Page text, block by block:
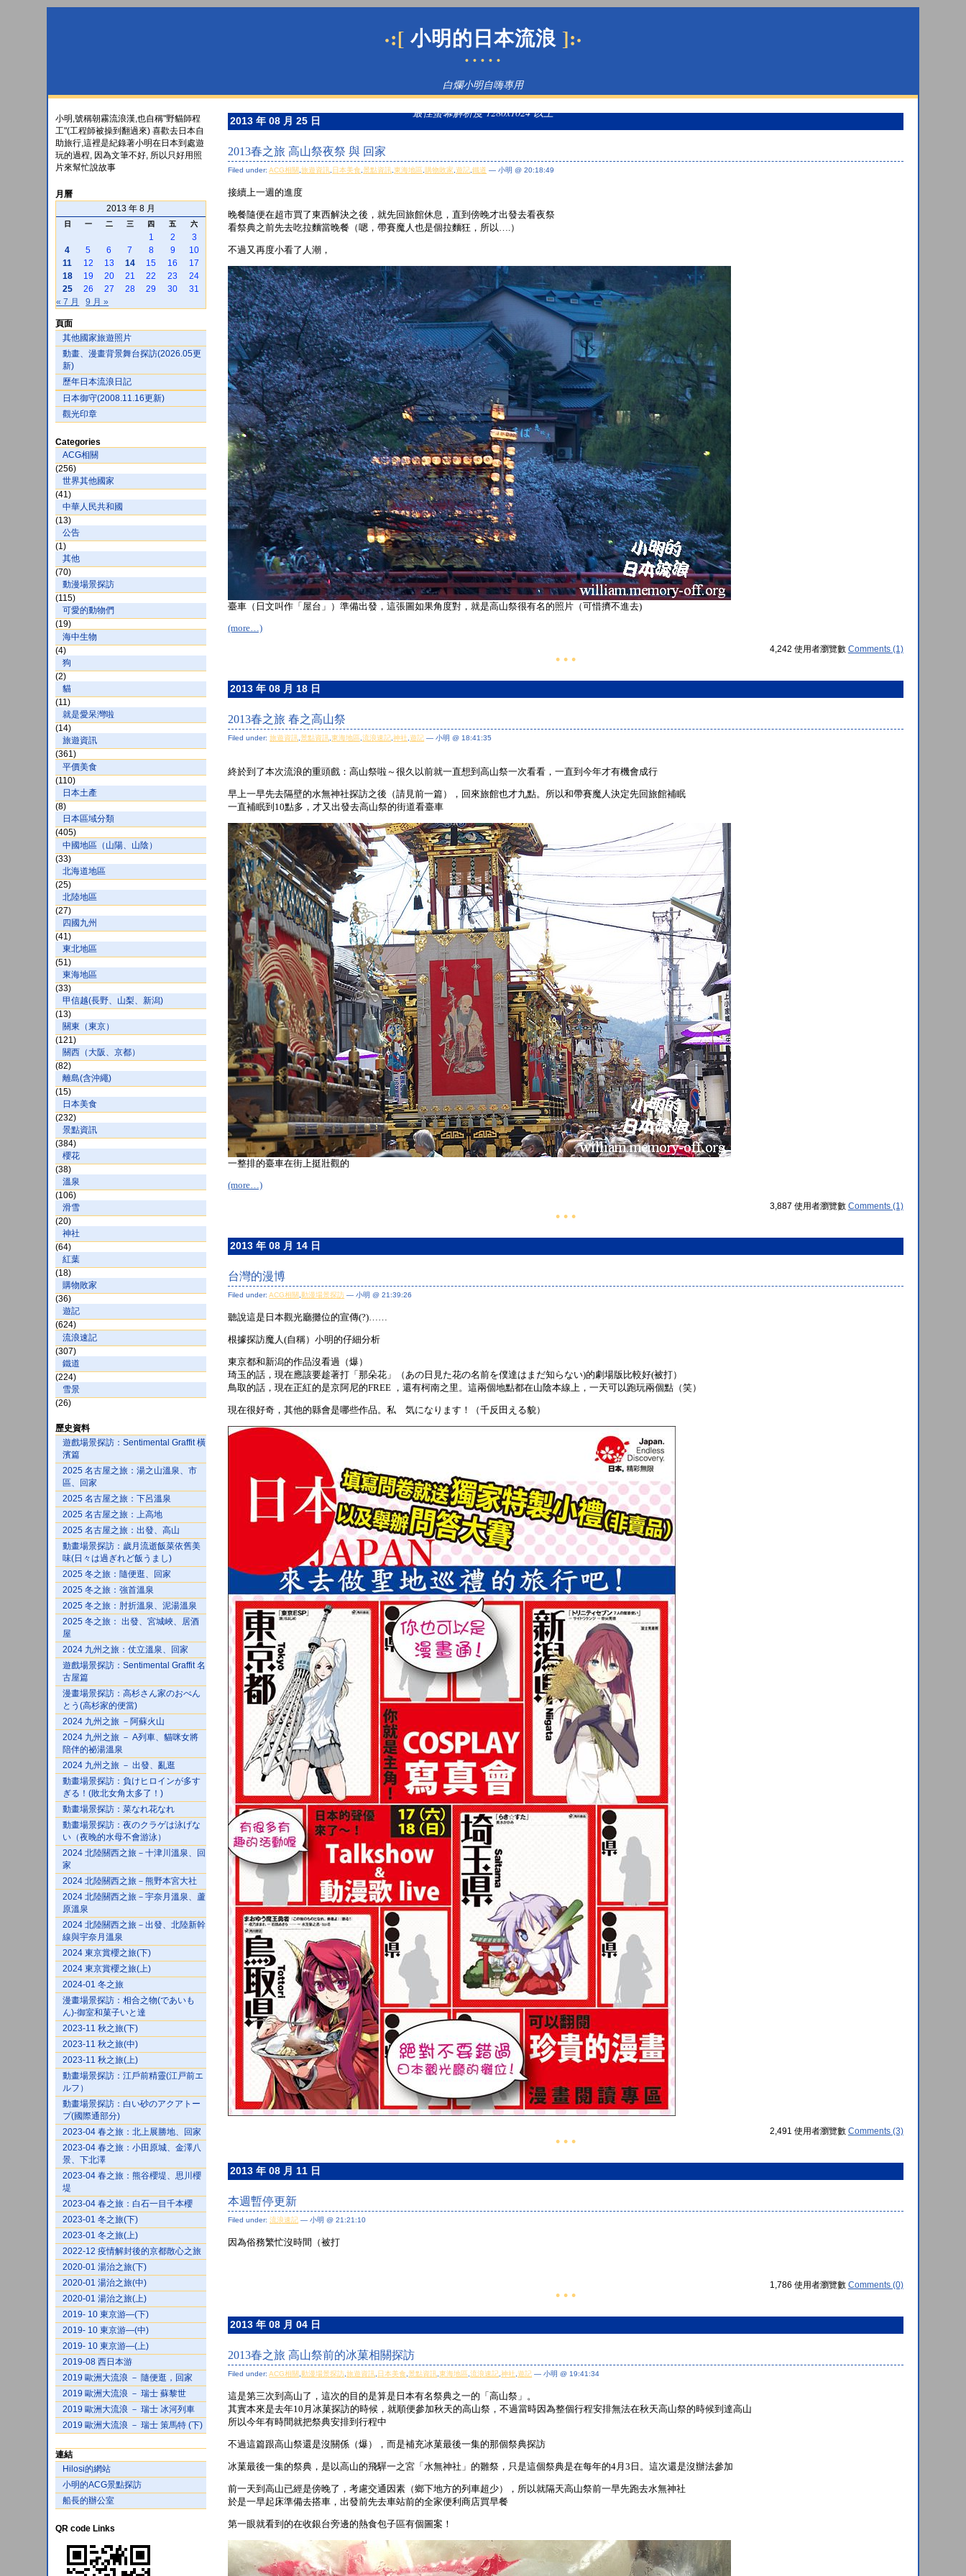
·:[ 小明的日本流浪]:·
• • • • •
白爛小明自嗨專用
最佳螢幕解析度 1280x1024 以上
小明,號稱朝霧流浪漢,也自稱"野貓師程
工"(工程師被操到翻過來) 喜歡去日本自
助旅行,這裡是紀錄著小明在日本到處遊
玩的過程, 因為文筆不好, 所以只好用照
片來幫忙說故事
月曆
2013 年 8 月
日 一 二 三 四 五 六
1 2
3
4
5 6 7 8 9
10
11
12 13 14 15 16
17
18
19 20 21 22 23
24
25
26 27 28 29 30
31
« 7 月
9 月 »
頁面
其他國家旅遊照片
動畫、漫畫背景舞台探訪(2026.05更
新)
歷年日本流浪日記
日本御守(2008.11.16更新)
觀光印章
Categories
ACG相關
(256)
世界其他國家
(41)
中華人民共和國
(13)
公告
(1)
其他
(70)
動漫場景探訪
(115)
可愛的動物們
(19)
海中生物
(4)
狗
(2)
貓
(11)
就是愛呆灣啦
(14)
旅遊資訊
(361)
平價美食
(110)
日本土產
(8)
日本區域分類
(405)
中國地區（山陽、山陰）
(33)
北海道地區
(25)
北陸地區
(27)
四國九州
(41)
東北地區
(51)
東海地區
(33)
甲信越(長野、山梨、新潟)
(13)
關東（東京）
(121)
關西（大阪、京都）
(82)
離島(含沖繩)
(15)
日本美食
(232)
景點資訊
(384)
櫻花
(38)
溫泉
(106)
滑雪
(20)
神社
(64)
紅葉
(18)
購物敗家
(36)
遊記
(624)
流浪速記
(307)
鐵道
(224)
雪景
(26)
歷史資料
遊戲場景探訪：Sentimental Graffit 橫
濱篇
2025 名古屋之旅：湯之山溫泉、市
區、回家
2025 名古屋之旅：下呂溫泉
2025 名古屋之旅：上高地
2025 名古屋之旅：出發、高山
動畫場景探訪：歲月流逝飯菜依舊美
味(日々は過ぎれど飯うまし)
2025 冬之旅：隨便逛、回家
2025 冬之旅：強首溫泉
2025 冬之旅：肘折溫泉、泥湯溫泉
2025 冬之旅： 出發、宮城峽、居酒
屋
2024 九州之旅：仗立溫泉、回家
遊戲場景探訪：Sentimental Graffit 名
古屋篇
漫畫場景探訪：高杉さん家のおべん
とう(高杉家的便當)
2024 九州之旅 －阿蘇火山
2024 九州之旅 － A列車、貓咪女將
陪伴的祕湯溫泉
2024 九州之旅 － 出發、亂逛
動畫場景探訪：負けヒロインが多す
ぎる！(敗北女角太多了！)
動畫場景探訪：菜なれ花なれ
動畫場景探訪：夜のクラゲは泳げな
い（夜晚的水母不會游泳）
2024 北陸關西之旅－十津川溫泉、回
家
2024 北陸關西之旅－熊野本宮大社
2024 北陸關西之旅－宇奈月溫泉、蘆
原溫泉
2024 北陸關西之旅－出發、北陸新幹
線與宇奈月溫泉
2024 東京賞櫻之旅(下)
2024 東京賞櫻之旅(上)
2024-01 冬之旅
漫畫場景探訪：相合之物(であいも
ん)-御室和菓子いと達
2023-11 秋之旅(下)
2023-11 秋之旅(中)
2023-11 秋之旅(上)
動畫場景探訪：江戶前精靈(江戸前エ
ルフ）
動畫場景探訪：白い砂のアクアトー
プ(國際通部分)
2023-04 春之旅：北上展勝地、回家
2023-04 春之旅：小田原城、金澤八
景、下北澤
2023-04 春之旅：熊谷櫻堤、思川櫻
堤
2023-04 春之旅：白石一目千本櫻
2023-01 冬之旅(下)
2023-01 冬之旅(上)
2022-12 疫情解封後的京都散心之旅
2020-01 湯治之旅(下)
2020-01 湯治之旅(中)
2020-01 湯治之旅(上)
2019- 10 東京游—(下)
2019- 10 東京游—(中)
2019- 10 東京游—(上)
2019-08 西日本游
2019 歐洲大流浪 － 隨便逛，回家
2019 歐洲大流浪 － 瑞士 蘇黎世
2019 歐洲大流浪 － 瑞士 冰河列車
2019 歐洲大流浪 － 瑞士 策馬特 (下)
連結
Hilosi的網站
小明的ACG景點探訪
船長的辦公室
QR code Links
2013 年 08 月 25 日
2013春之旅 高山祭夜祭 與 回家
Filed under:ACG相關 ,旅遊資訊 日本美食 ,景點資訊 ,東海地區 購物敗家 ,遊記 ,鐵道 — 小明 @ 20:18:49
接續上一週的進度
晚餐隨便在超市買了東西解決之後，就先回旅館休息，直到傍晚才出發去看夜祭
看祭典之前先去吃拉麵當晚餐（嗯，帶賽魔人也是個拉麵狂，所以….）
不過又再度小看了人潮，
臺車（日文叫作「屋台」）準備出發，這張圖如果角度對，就是高山祭很有名的照片（可惜擠不進去)
(more…)
4,242 使用者瀏覽數 Comments (1)
• • •
2013 年 08 月 18 日
2013春之旅 春之高山祭
Filed under:旅遊資訊 ,景點資訊 ,東海地區 ,流浪速記 ,神社 ,遊記 — 小明 @ 18:41:35
終於到了本次流浪的重頭戲：高山祭啦～很久以前就一直想到高山祭一次看看，一直到今年才有機會成行
早上一早先去隔壁的水無神社探訪之後（請見前一篇），回來旅館也才九點。所以和帶賽魔人決定先回旅館補眠
一直補眠到10點多，才又出發去高山祭的街道看臺車
一整排的臺車在街上挺壯觀的
(more…)
3,887 使用者瀏覽數 Comments (1)
• • •
2013 年 08 月 14 日
台灣的漫博
Filed under:ACG相關 動漫場景探訪 — 小明 @ 21:39:26
聽說這是日本觀光廳攤位的宣傳(?)……
根據探訪魔人(自稱）小明的仔細分析
東京都和新潟的作品沒看過（爆）
琦玉的話，現在應該要趁著打「那朵花」（あの日見た花の名前を僕達はまだ知らない)的劇場版比較好(被打）
鳥取的話，現在正紅的是京阿尼的FREE ，還有柯南之里。這兩個地點都在山陰本線上，一天可以跑玩兩個點（笑）
現在很好奇，其他的縣會是哪些作品。私 気になります！（千反田える貌）
2,491 使用者瀏覽數 Comments (3)
• • •
2013 年 08 月 11 日
本週暫停更新
Filed under:流浪速記 — 小明 @ 21:21:10
因為俗務繁忙沒時間（被打
1,786 使用者瀏覽數 Comments (0)
• • •
2013 年 08 月 04 日
2013春之旅 高山祭前的冰菓相關探訪
Filed under:ACG相關 動漫場景探訪 ,旅遊資訊 日本美食 ,景點資訊 ,東海地區 ,流浪速記 ,神社 ,遊記 — 小明 @ 19:41:34
這是第三次到高山了，這次的目的是算是日本有名祭典之一的「高山祭」。
其實本來是去年10月冰菓探訪的時候，就順便參加秋天的高山祭，不過當時因為整個行程安排無法在秋天高山祭的時候到達高山
所以今年有時間就把祭典安排到行程中
不過這篇跟高山祭還是沒關係（爆），而是補充冰菓最後一集的那個祭典探訪
冰菓最後一集的祭典，是以高山的飛驒一之宮「水無神社」的雛祭，只是這個祭典是在每年的4月3日。這次還是沒辦法參加
前一天到高山已經是傍晚了，考慮交通因素（鄉下地方的列車超少），所以就隔天高山祭前一早先跑去水無神社
於是一早起床準備去搭車，出發前先去車站前的全家便利商店買早餐
第一眼就看到的在收銀台旁邊的熱食包子區有個圖案！